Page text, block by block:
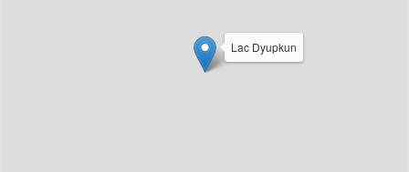
Lac Dyupkun